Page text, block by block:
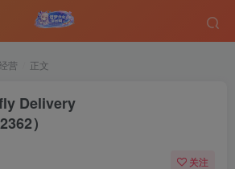
营 正文
Delivery
）
关注